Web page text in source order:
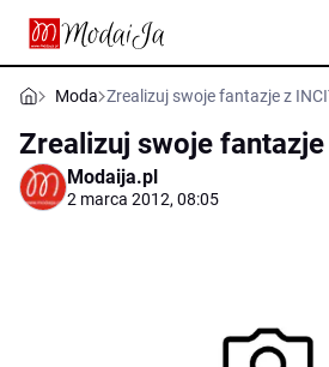
Moda Zrealizuj swoje fantazje z
Zrealizuj swoje fantazje
Modaija.pl
2 marca 2012, 08:05